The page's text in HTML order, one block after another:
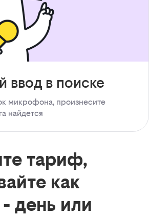
ввод в поиске
микрофона, произнесите
найдется
тариф,
как
день или